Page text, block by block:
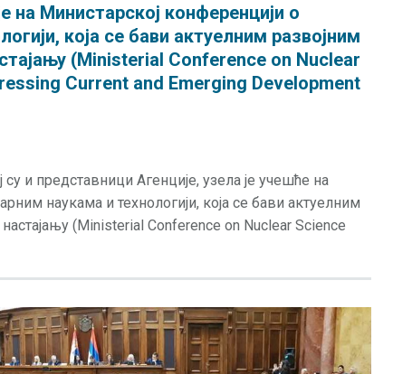
на Министарској конференцији о
која се бави актуелним развојним
(Ministerial Conference on Nuclear
Current and Emerging Development
су и представници Агенције, узела је учешће на
наукама и технологији, која се бави актуелним
(Ministerial Conference on Nuclear Science